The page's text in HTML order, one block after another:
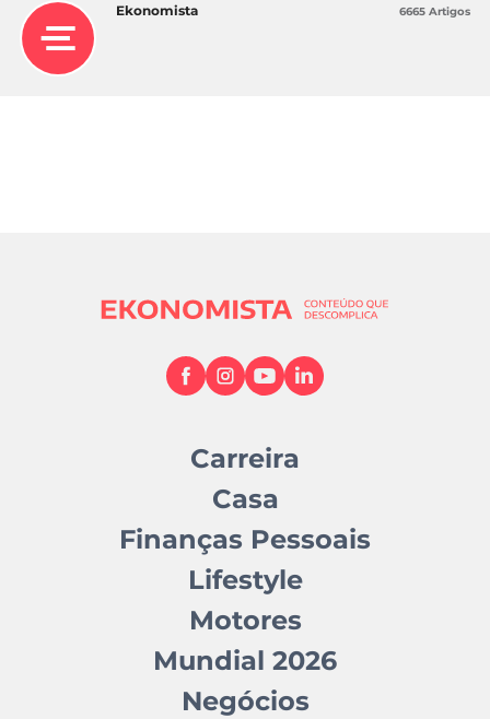
Ekonomista 6665 Artigos
Carreira
Casa
Finanças Pessoais
Lifestyle
Motores
Mundial 2026
Negócios